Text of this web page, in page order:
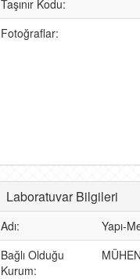
Taşınır Kodu:
Fotoğraflar:
Laboratuvar Bilgileri
Adı:
Yapı-
Bağlı Olduğu
Kurum: